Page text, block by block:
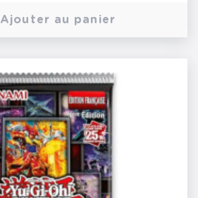
Ajouter au panier